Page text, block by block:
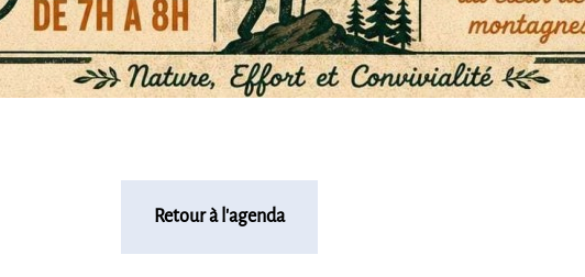
Retour à l'agenda